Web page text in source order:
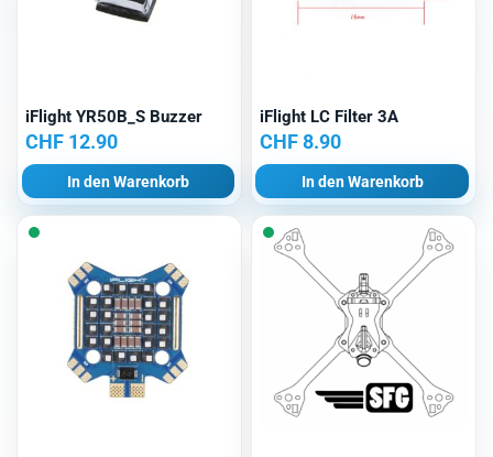
iFlight YR50B_S Buzzer
CHF 12.90
In den Warenkorb
iFlight LC Filter 3A
CHF8.90
In den Warenkorb